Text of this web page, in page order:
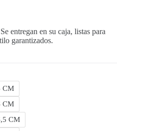
entregan en su caja, listas para
garantizados.
CM
CM
CM